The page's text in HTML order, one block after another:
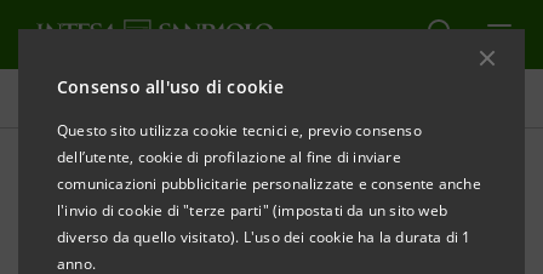
Consenso all'uso di cookie
Questo sito utilizza cookie tecnici e, previo consenso
dell’utente, cookie di profilazione al fine di inviare
comunicazioni pubblicitarie personalizzate e consente anche
l'invio di cookie di "terze parti" (impostati da un sito web
diverso da quello visitato). L'uso dei cookie ha la durata di 1
anno.
Comunicati stampa
STAMPA AGGIORNA
INTESA SANPAOLO: AVVISO DI PUBBLICAZIONE DI
DOCUMENTI